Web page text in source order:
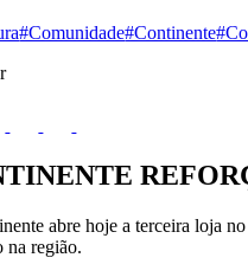
#Comunidade#Continente
abre hoje a terceira loja
na região.